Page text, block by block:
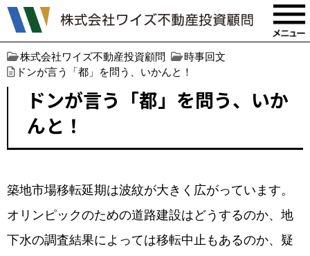
株式会社ワイズ不動産投資顧問
時事回文
ドンが言う「都」を問う、いかんと！
ドンが言う「都」を問う、いか
んと！
築地市場移転延期は波紋が大きく広がっています。
オリンピックのための道路建設はどうするのか、地
下水の調査結果によっては移転中止もあるのか、疑